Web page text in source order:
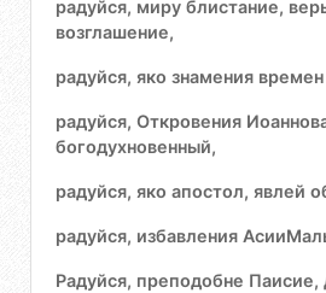
радуйся, миру блистание,
возглашение,
радуйся, яко знамения
радуйся, Откровения
богодухновенный,
радуйся, яко апостол, явлей
радуйся, избавления
Радуйся, преподобне Паисие,